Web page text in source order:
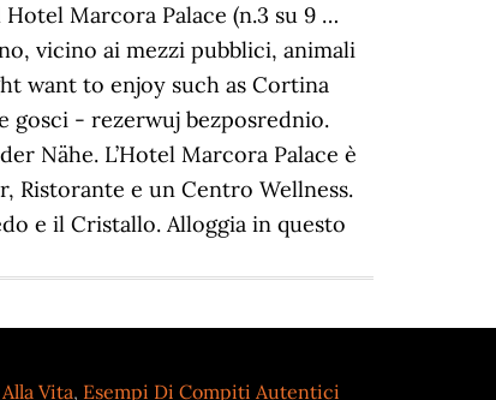
Marcora Palace (n.3 su 9 …
vicino ai mezzi pubblici, animali
want to enjoy such as Cortina
gosci - rezerwuj bezposrednio.
Nähe. L’Hotel Marcora Palace è
Ristorante e un Centro Wellness.
e il Cristallo. Alloggia in questo
Vita, Esempi Di Compiti Autentici